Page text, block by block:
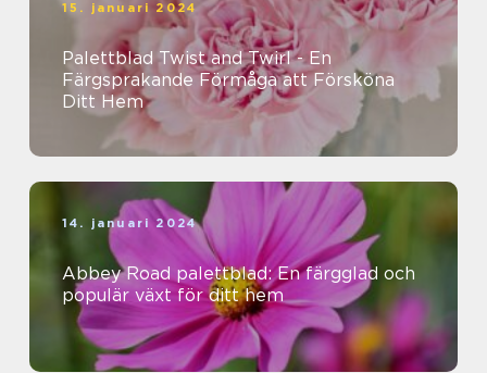
15. januari 2024
Palettblad Twist and Twirl - En
Färgsprakande Förmåga att Försköna
Ditt Hem
14. januari 2024
Abbey Road palettblad: En färgglad och
populär växt för ditt hem